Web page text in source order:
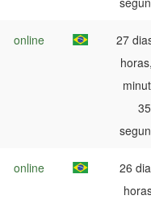
online
27
35
online
26